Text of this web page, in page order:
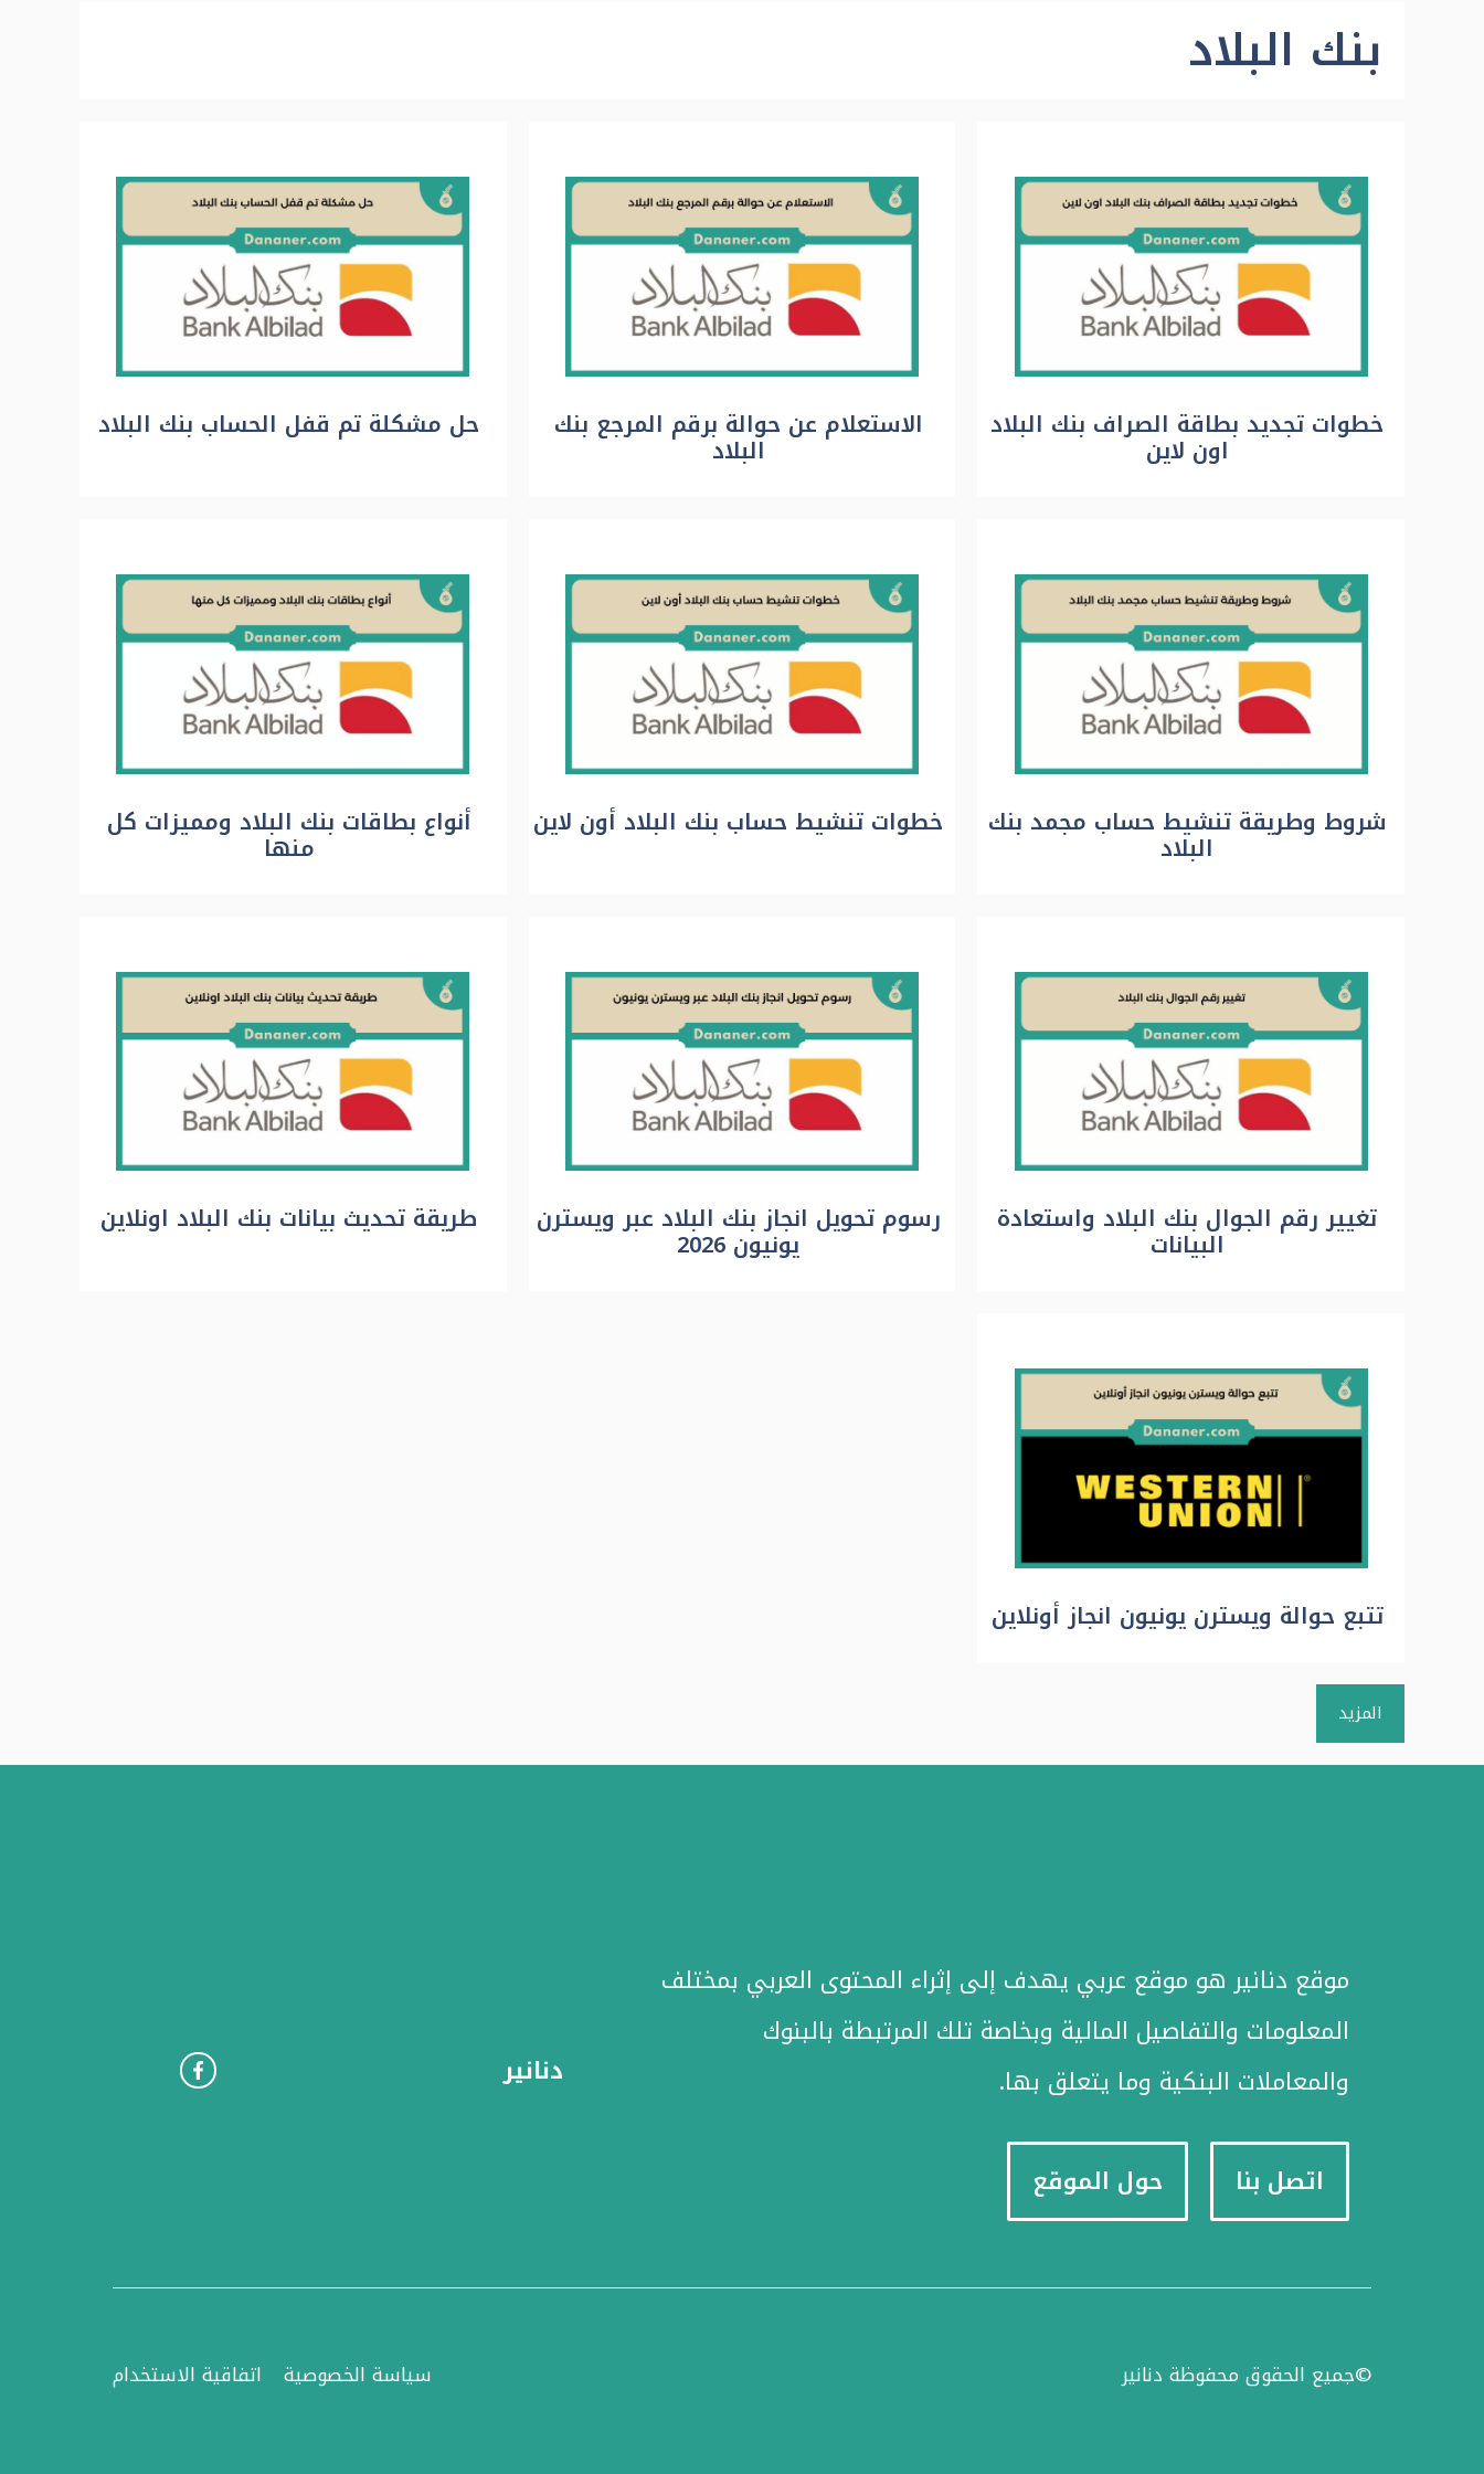
بنك البلاد
خطوات تجديد بطاقة الصراف بنك البلاد
اون لاين
الاستعلام عن حوالة برقم المرجع بنك
البلاد
حل مشكلة تم قفل الحساب بنك البلاد
شروط وطريقة تنشيط حساب مجمد بنك
البلاد
خطوات تنشيط حساب بنك البلاد أون لاين أنواع بطاقات بنك البلاد ومميزات كل
منها
تغيير رقم الجوال بنك البلاد واستعادة
البيانات
رسوم تحويل انجاز بنك البلاد عبر ويسترن
يونيون 2026
طريقة تحديث بيانات بنك البلاد اونلاين
تتبع حوالة ويسترن يونيون انجاز أونلاين
المزيد
موقع دنانير هو موقع عربي يهدف إلى إثراء المحتوى العربي بمختلف
المعلومات والتفاصيل المالية وبخاصة تلك المرتبطة بالبنوك
والمعاملات البنكية وما يتعلق بها.
اتصل بنا حول الموقع
دنانير
©جميع الحقوق محفوظة دنانير سياسة الخصوصية اتفاقية الاستخدام